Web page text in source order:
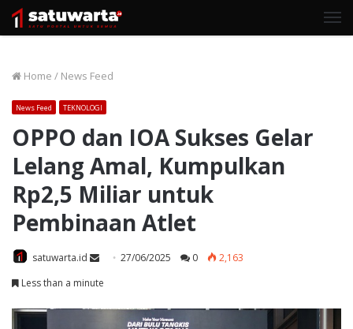
Home / News Feed
News Feed TEKNOLOGI
OPPO dan IOA Sukses Gelar
Lelang Amal, Kumpulkan
Rp2,5 Miliar untuk
Pembinaan Atlet
satuwarta.id
Send 27/06/2025 0
2,163
Less than a minute